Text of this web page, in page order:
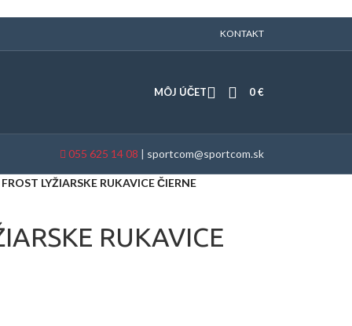
KONTAKT
MÔJ ÚČET 0€
055 625 14 08 | sportcom@sportcom.sk
LYŽIARSKE RUKAVICE ČIERNE
RUKAVICE